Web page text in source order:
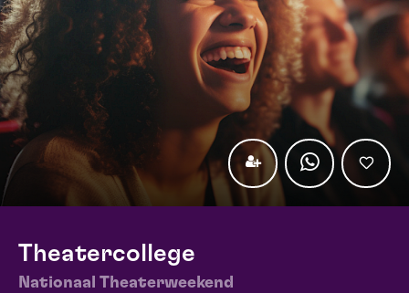
Theatercollege
Nationaal Theaterweekend